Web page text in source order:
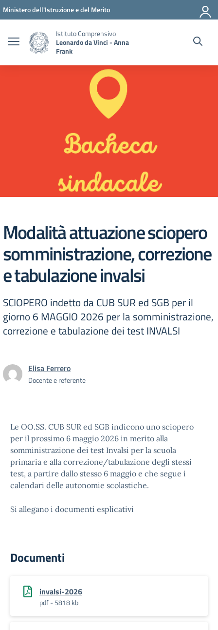
Vai ai contenuti
Vai al menu di navigazione
Vai al footer
Ministero dell'Istruzione e del Merito
Istituto Comprensivo
Leonardo da Vinci - Anna
Frank
Modalità attuazione sciopero
somministrazione, correzione
e tabulazione invalsi
SCIOPERO indetto da CUB SUR ed SGB per il
giorno 6 MAGGIO 2026 per la somministrazione,
correzione e tabulazione dei test INVALSI
Elisa Ferrero
Docente e referente
Le OO.SS. CUB SUR ed SGB indicono uno sciopero
per il prossimo 6 maggio 2026 in merito alla
somministrazione dei test Invalsi per la scuola
primaria e alla correzione/tabulazione degli stessi
test, a partire dallo stesso 6 maggio e che segue i
calendari delle autonomie scolastiche.
Si allegano i documenti esplicativi
Documenti
invalsi-2026
pdf - 5818 kb